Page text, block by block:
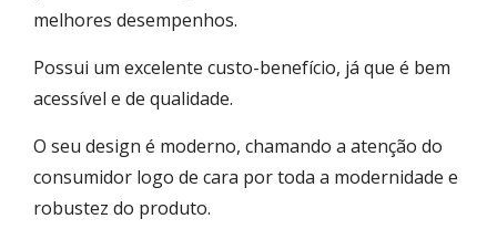
melhores desempenhos.
Possui um excelente custo-benefício, já que é bem
acessível e de qualidade.
O seu design é moderno, chamando a atenção do
consumidor logo de cara por toda a modernidade e
robustez do produto.